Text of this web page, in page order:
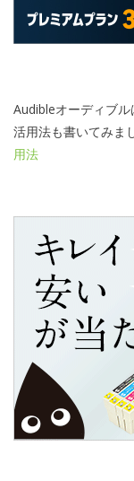
Audibleオーディブ
活用法も書いてみま
用法